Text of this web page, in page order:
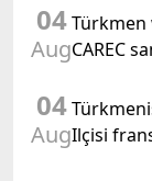
beýan
04
Aug
Türkmen
CAREC
04
AugIlçisi